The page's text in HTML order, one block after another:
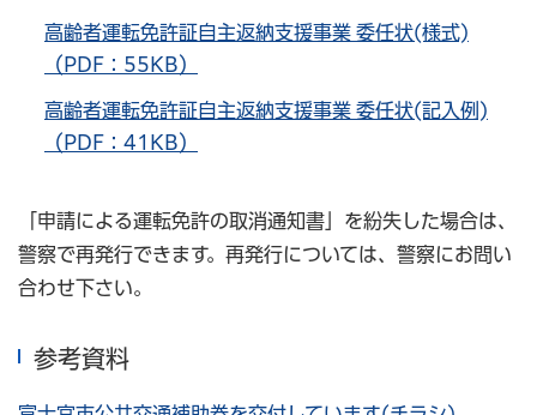
高齢者運転免許証自主返納支援事業 委任状(様式)
（PDF：55KB）
高齢者運転免許証自主返納支援事業 委任状(記入例)
（PDF：41KB）
「申請による運転免許の取消通知書」を紛失した場合は、
警察で再発行できます。再発行については、警察にお問い
合わせ下さい。
参考資料